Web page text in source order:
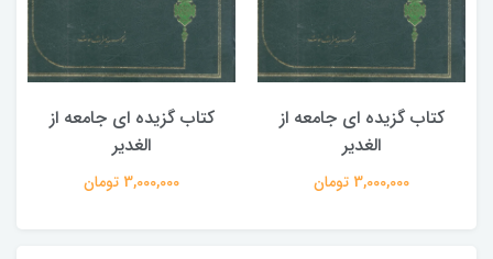
کتاب گزیده ای جامعه از
الغدیر
3,000,000 تومان
کتاب گزیده ای جامعه از
الغدیر
3,000,000 تومان